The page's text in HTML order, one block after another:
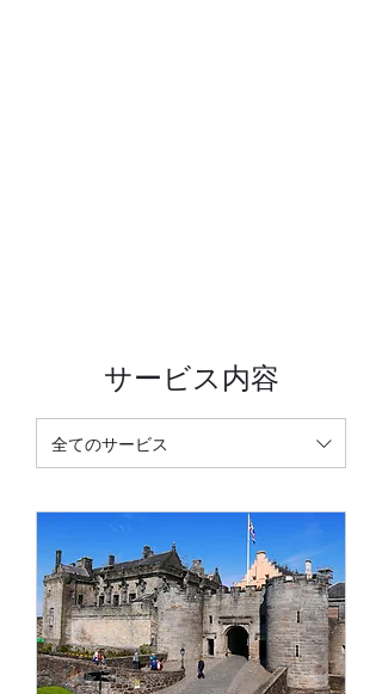
サービス内容
全てのサービス